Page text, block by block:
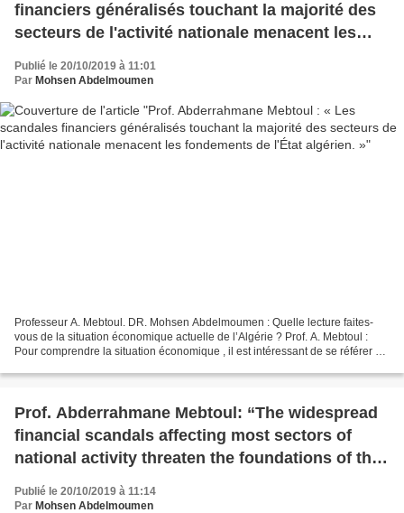
financiers généralisés touchant la majorité des
secteurs de l'activité nationale menacent les
fondements de l'État algérien. »
Publié le 20/10/2019 à 11:01
Par Mohsen Abdelmoumen
Professeur A. Mebtoul. DR. Mohsen Abdelmoumen : Quelle lecture faites-
vous de la situation économique actuelle de l’Algérie ? Prof. A. Mebtoul :
Pour comprendre la situation économique , il est intéressant de se référer au
Prof. Abderrahmane Mebtoul: “The widespread
financial scandals affecting most sectors of
national activity threaten the foundations of the
Publié le 20/10/2019 à 11:14
Par Mohsen Abdelmoumen